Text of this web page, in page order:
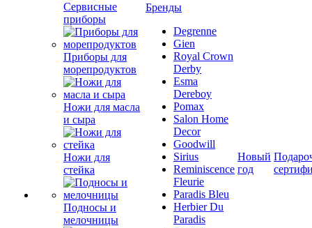
Сервисные
приборы
Приборы для
морепродуктов
Ножи для масла
и сыра
Ножи для
стейка
Подносы и
мелочницы
Бренды
Degrenne
Gien
Royal Crown
Derby
Esma
Dereboy
Pomax
Salon Home
Decor
Goodwill
Sirius
Reminiscence
Fleurie
Paradis Bleu
Herbier Du
Paradis
Новый
год